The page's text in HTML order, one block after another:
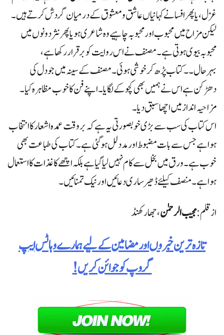
غزل، یا پھر افسانے کہانیاں عاشق و معشوق کے درمیان گردش کرتے ہیں ۔
لیکن مزاح میں محبوب اور محبوبہ چاہیے وہ شاعری ہو یا پھر نثر دونوں میں
محبوبہ بیوی ہوتی ہے ۔ مصنف نے اس روایت کو برقرار رکھا ہے ،
بہر حال ۔۔ کتاب پڑھ کر خوشی ہوئی ۔ مصنف کے سینہ میں جو دل کی
دھڑکن ہے اس نے ہمیں بھی کچوکے لگایا ۔ اپنے فن کا خوب مظاہرہ کیا ۔
مزاحیہ انداز میں اچھا سبق دیا ۔
اس کتاب کی سب سے بڑی خوبصورتی یہ ہے کہ بر وقت عمدہ اشعار کا انتخاب
ہوا ہے جس سے بات مضبوط اور مددلل ہوگئی ہے ۔ کتاب کی طباعت بھی
خوب ہے ۔ ورق میں بخل سے کام نہیں لیا گیا ہے بلکہ اچھے کاغذات کا استعمال
ہوا ہے ۔ منصف کیلئے ڈھیر ساری دعائیں اور نیک تمنائیں ۔
ازقلم:مجیب الرحمٰن، جھارکھنڈ
تازہ ترین خبروں اور مضامین کے لیے ہمارے وہاٹس ایپ
گروپ کو جوائن کریں!